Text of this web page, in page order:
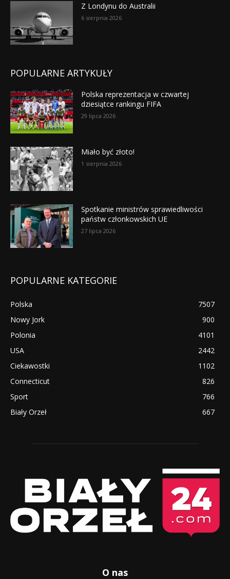
Z Londynu do Australii
6 sierpnia 2026
POPULARNE ARTYKUŁY
Polska reprezentacja w czwartej
dziesiątce rankingu FIFA
29 lipca 2026
Miało być złoto!
1 sierpnia 2026
Spotkanie ministrów sprawiedliwości
państw członkowskich UE
27 lipca 2026
POPULARNE KATEGORIE
Polska
7507
Nowy Jork
900
Polonia
4101
USA
2442
Ciekawostki
1102
Connecticut
826
Sport
766
Biały Orzeł
667
O nas